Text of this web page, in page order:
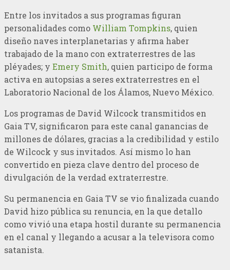
Entre los invitados a sus programas figuran
personalidades como William Tompkins, quien
diseño naves interplanetarias y afirma haber
trabajado de la mano con extraterrestres de las
pléyades; y Emery Smith, quien participo de forma
activa en autopsias a seres extraterrestres en el
Laboratorio Nacional de los Álamos, Nuevo México.
Los programas de David Wilcock transmitidos en
Gaia TV, significaron para este canal ganancias de
millones de dólares, gracias a la credibilidad y estilo
de Wilcock y sus invitados. Así mismo lo han
convertido en pieza clave dentro del proceso de
divulgación de la verdad extraterrestre.
Su permanencia en Gaia TV se vio finalizada cuando
David hizo pública su renuncia, en la que detallo
como vivió una etapa hostil durante su permanencia
en el canal y llegando a acusar a la televisora como
satanista.